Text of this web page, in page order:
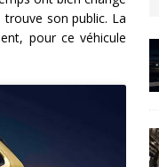
son public. La
pour ce véhicule